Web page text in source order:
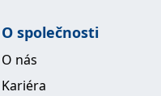
O společnosti
O nás
Kariéra